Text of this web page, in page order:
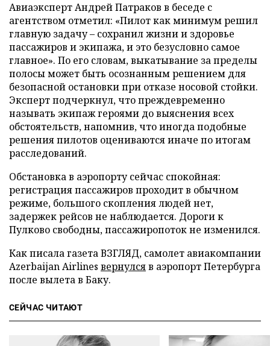
Авиаэксперт Андрей Патраков в беседе с
агентством отметил: «Пилот как минимум решил
главную задачу – сохранил жизни и здоровье
пассажиров и экипажа, и это безусловно самое
главное». По его словам, выкатывание за пределы
полосы может быть осознанным решением для
безопасной остановки при отказе носовой стойки.
Эксперт подчеркнул, что преждевременно
называть экипаж героями до выяснения всех
обстоятельств, напомнив, что иногда подобные
решения пилотов оцениваются иначе по итогам
расследований.
Обстановка в аэропорту сейчас спокойная:
регистрация пассажиров проходит в обычном
режиме, большого скопления людей нет,
задержек рейсов не наблюдается. Дороги к
Пулково свободны, пассажиропоток не изменился.
Как писала газета ВЗГЛЯД, самолет авиакомпании
Azerbaijan Airlines вернулсяв аэропорт Петербурга
после вылета в Баку.
СЕЙЧАС ЧИТАЮТ